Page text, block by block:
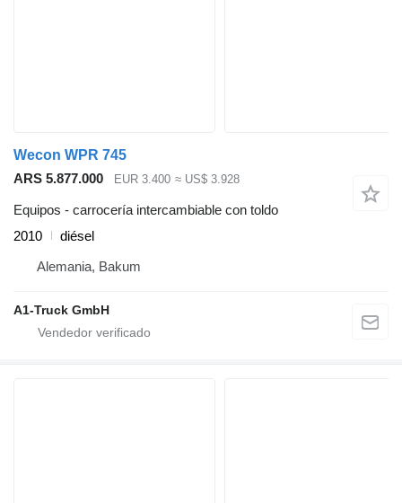
Wecon WPR 745
ARS 5.877.000
EUR 3.400 ≈ US$ 3.928
Equipos - carrocería intercambiable con toldo
2010
diésel
Alemania, Bakum
A1-Truck GmbH